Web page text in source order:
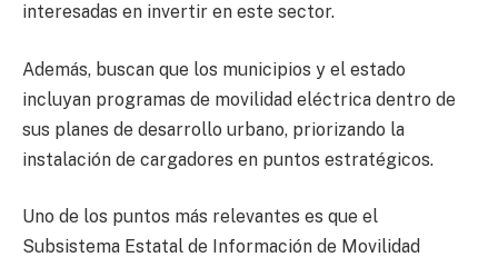
interesadas en invertir en este sector.
Además, buscan que los municipios y el estado
incluyan programas de movilidad eléctrica dentro de
sus planes de desarrollo urbano, priorizando la
instalación de cargadores en puntos estratégicos.
Uno de los puntos más relevantes es que el
Subsistema Estatal de Información de Movilidad